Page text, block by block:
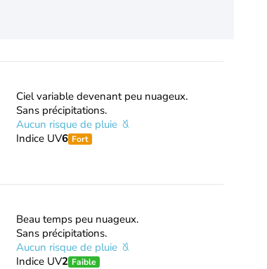
Ciel variable devenant peu nuageux.
Sans précipitations.
Aucun risque de pluie
Indice UV6 Fort
Beau temps peu nuageux.
Sans précipitations.
Aucun risque de pluie
Indice UV2 Faible